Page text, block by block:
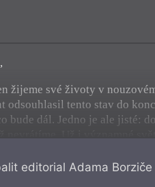
žijeme své životy v
odsouhlasil tento stav do
bude dál. Jedno je ale jisté:
se radikálně změní. Zda k
nevíme. Ale možná v těchto
přeci jen více času, stojí za to
editorial Adama Borziče